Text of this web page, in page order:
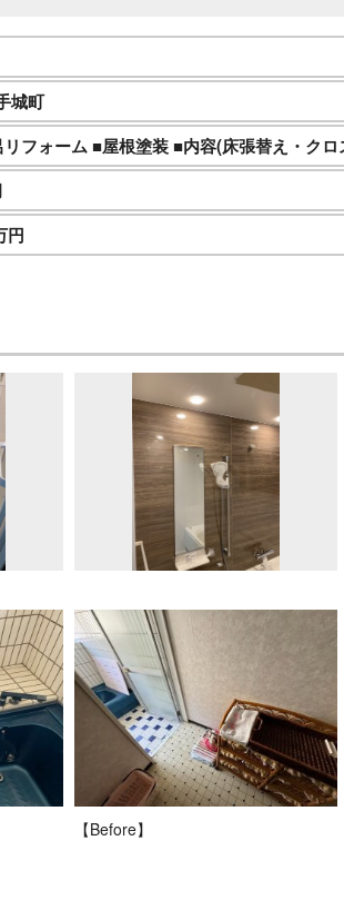
城町
フォーム ■屋根塗装 ■内容(床張替え・ク
円
【Before】